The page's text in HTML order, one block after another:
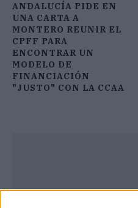
ANDALUCÍA PIDE EN
UNA CARTA A
MONTERO REUNIR EL
CPFF PARA
ENCONTRAR UN
MODELO DE
FINANCIACIÓN
"JUSTO" CON LA CCAA